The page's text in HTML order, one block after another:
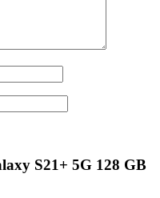
S21+ 5G 128 GB